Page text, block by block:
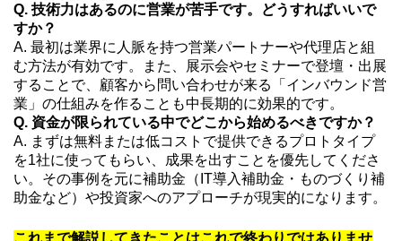
Q. 技術力はあるのに営業が苦手です。どうすればいいで
すか？
A. 最初は業界に人脈を持つ営業パートナーや代理店と組
む方法が有効です。また、展示会やセミナーで登壇・出展
することで、顧客から問い合わせが来る「インバウンド営
業」の仕組みを作ることも中長期的に効果的です。
Q. 資金が限られている中でどこから始めるべきですか？
A. まずは無料または低コストで提供できるプロトタイプ
を1社に使ってもらい、成果を出すことを優先してくださ
い。その事例を元に補助金（IT導入補助金・ものづくり補
助金など）や投資家へのアプローチが現実的になります。
これまで解説してきたことはこれで終わりではありませ